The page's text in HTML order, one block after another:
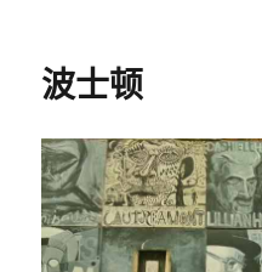
波士顿